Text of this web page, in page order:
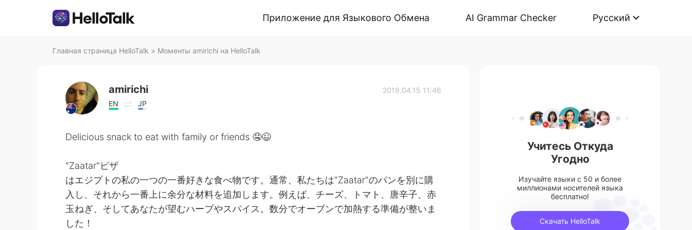
Приложение для Языкового Обмена AI Grammar Checker Русский
Главная страница HelloTalk > Моменты amirichi на HelloTalk
amirichi
EN JP
2019.04.15 11:46
Delicious snack to eat with family or friends 🤤😉
"Zaatar"ピザ
はエジプトの私の一つの一番好きな食べ物です。通常、私たちは"Zaatar"のパンを別に購
入し、それから一番上に余分な材料を追加します。例えば、チーズ、トマト、唐辛子、赤
玉ねぎ、そしてあなたが望むハーブやスパイス。数分でオーブンで加熱する準備が整いま
した！
Учитесь Откуда
Угодно
Изучайте языки с 50 и более
миллионами носителей языка
бесплатно!
Скачать HelloTalk